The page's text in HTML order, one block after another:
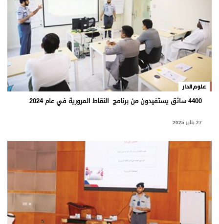
علوم الدار
4400 سائق يستفيدون من برنامج النقاط المرورية في عام 2024
27 يناير 2025